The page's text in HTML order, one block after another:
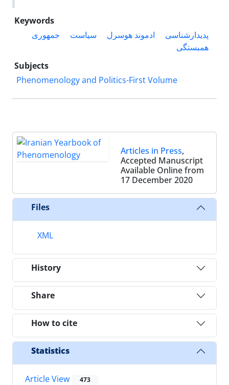
Keywords
پدیدارشناسی
ادموند هوسرل سیاست
جمهوری‌
همبستگی
Subjects
Phenomenology and Politics-First Volume
Articles in Press,
Accepted Manuscript
Available Online from
17 December 2020
Files
XML
History
Share
How to cite
Statistics
Article View 473